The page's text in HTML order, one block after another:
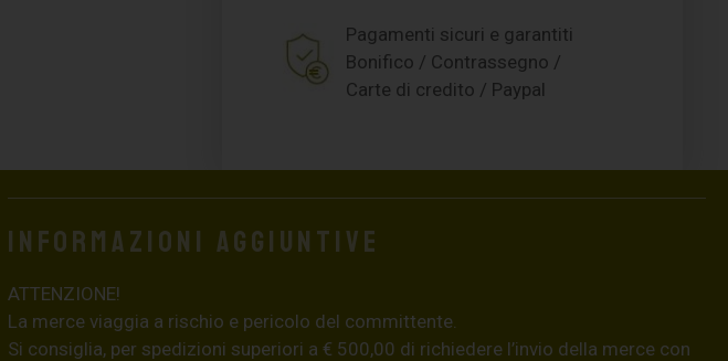
Pagamenti sicuri e garantiti
Bonifico / Contrassegno /
Carte di credito / Paypal
Informazioni aggiuntive
ATTENZIONE!
La merce viaggia a rischio e pericolo del committente.
Si consiglia, per spedizioni superiori a € 500,00 di richiedere l’invio della merce con